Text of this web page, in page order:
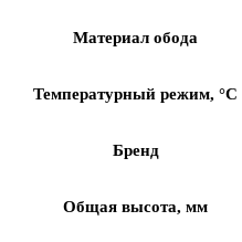
Материал обода
Температурный режим, °С
Бренд
Общая высота, мм